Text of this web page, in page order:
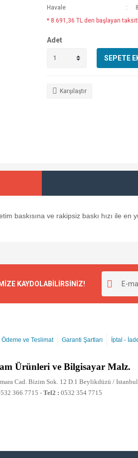
Havale
* 8.691,36 TL den başlayan
Adet
SEPETE
Karşılaştır
ve rakipsiz baskı hızı ile en
KAYDOLABİLİRSİNİZ!
Ödeme ve Teslimat Garanti Şartları İptal -
Ürünleri ve Bilgisayar Malz.
Cad. Bizim Sok. 12 D.1 Beylikdüzü / Istanbul
366 7715 -Tel2 : 0532 354 7715